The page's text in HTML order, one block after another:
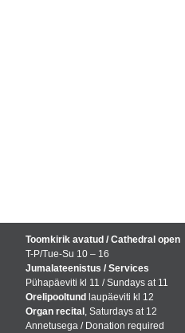
Toomkirik avatud / Cathedral open
T-P/Tue-Su 10 – 16
Jumalateenistus / Services
Pühapäeviti kl 11 / Sundays at 11
Orelipooltund laupäeviti kl 12
Organ recital , Saturdays at 12
Annetusega / Donation required